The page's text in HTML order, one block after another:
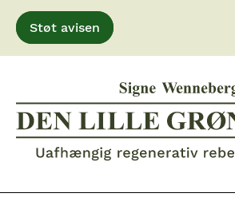
Gå
til
indhold
Støt avisen